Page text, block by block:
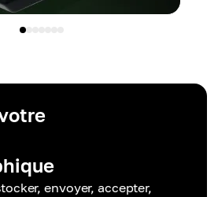
envoyer, accepter,